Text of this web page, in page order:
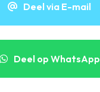
Deel via E-mail
Deel op WhatsApp